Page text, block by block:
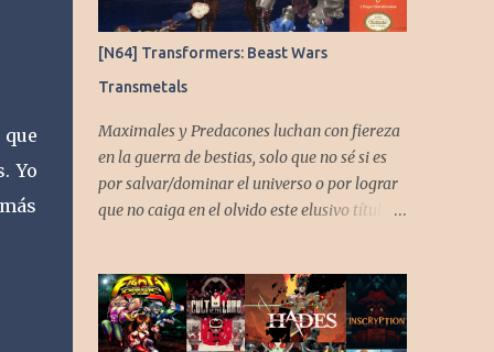
Yo
[N64] Transformers: Beast Wars
Transmetals
Maximales y Predacones luchan con fiereza
en la guerra de bestias, solo que no sé si es
por salvar/dominar el universo o por lograr
que no caiga en el olvido este elusivo título